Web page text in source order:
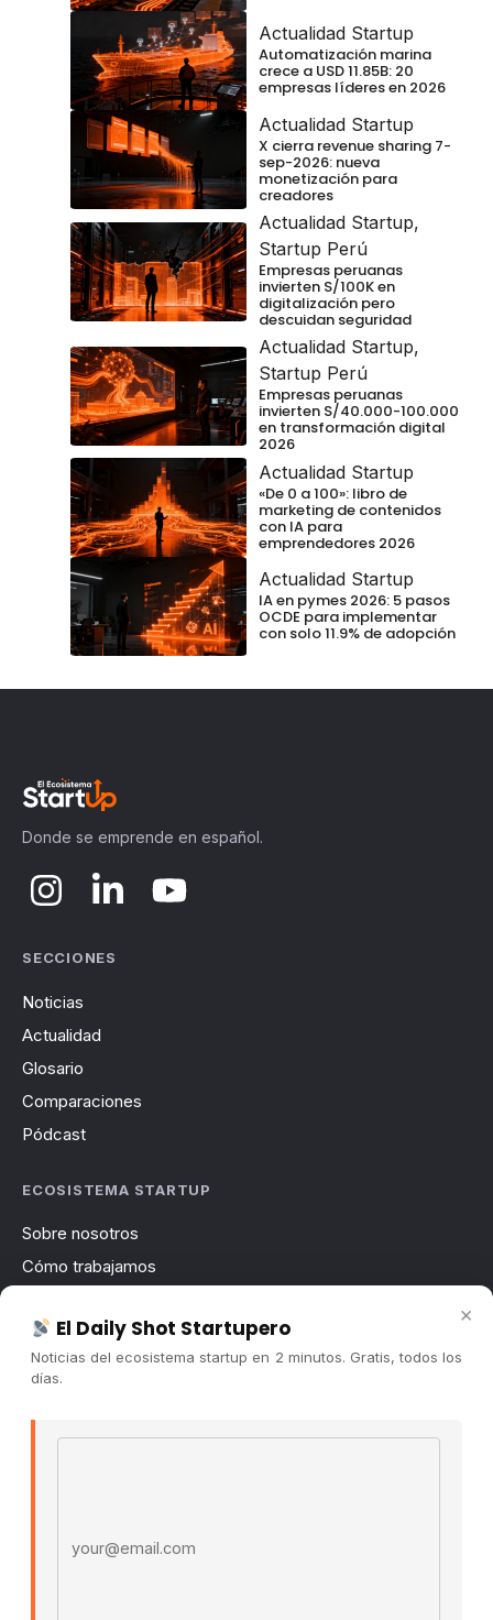
Actualidad Startup
Automatización marina
crece a USD 11.85B: 20
empresas líderes en 2026
Actualidad Startup
X cierra revenue sharing 7-
sep-2026: nueva
monetización para
creadores
Actualidad Startup,
Startup Perú
Empresas peruanas
invierten S/100K en
digitalización pero
descuidan seguridad
Actualidad Startup,
Startup Perú
Empresas peruanas
invierten S/40.000-100.000
en transformación digital
2026
Actualidad Startup
«De 0 a 100»: libro de
marketing de contenidos
con IA para
emprendedores 2026
Actualidad Startup
IA en pymes 2026: 5 pasos
OCDE para implementar
con solo 11.9% de adopción
Donde se emprende en español.
SECCIONES
Noticias
Actualidad
Glosario
Comparaciones
Pódcast
ECOSISTEMA STARTUP
Sobre nosotros
Cómo trabajamos
Contacto
Publicidad
Es La Hora de Aprender ↗
×
El Daily Shot Startupero
Noticias del ecosistema startup en 2 minutos. Gratis, todos los
días.